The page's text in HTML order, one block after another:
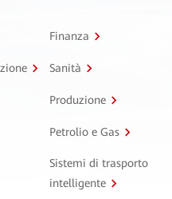
Finanza
Sanità
Produzione
Petrolio e Gas
Sistemi di trasporto
intelligente